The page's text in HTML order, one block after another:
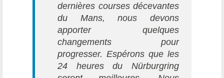
dernières courses décevantes
du Mans, nous devons
apporter quelques
changements pour
progresser. Espérons que les
24 heures du Nürburgring